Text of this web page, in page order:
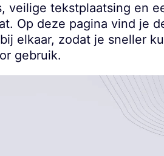
veilige tekstplaatsing en
Op deze pagina vind je
elkaar, zodat je sneller
gebruik.